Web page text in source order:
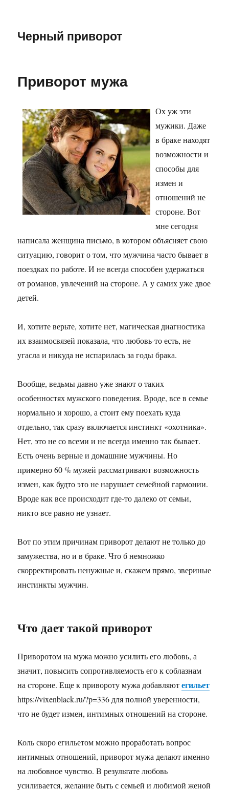
Черный приворот
Приворот мужа
Ох уж эти
мужики. Даже
в браке находят
возможности и
способы для
измен и
отношений не
стороне. Вот
мне сегодня
написала женщина письмо, в котором объясняет свою
ситуацию, говорит о том, что мужчина часто бывает в
поездках по работе. И не всегда способен удержаться
от романов, увлечений на стороне. А у самих уже двое
детей.
И, хотите верьте, хотите нет, магическая диагностика
их взаимосвязей показала, что любовь-то есть, не
угасла и никуда не испарилась за годы брака.
Вообще, ведьмы давно уже знают о таких
особенностях мужского поведения. Вроде, все в семье
нормально и хорошо, а стоит ему поехать куда
отдельно, так сразу включается инстинкт «охотника».
Нет, это не со всеми и не всегда именно так бывает.
Есть очень верные и домашние мужчины. Но
примерно 60 % мужей рассматривают возможность
измен, как будто это не нарушает семейной гармонии.
Вроде как все происходит где-то далеко от семьи,
никто все равно не узнает.
Вот по этим причинам приворот делают не только до
замужества, но и в браке. Что б немножко
скорректировать ненужные и, скажем прямо, звериные
инстинкты мужчин.
Что дает такой приворот
Приворотом на мужа можно усилить его любовь, а
значит, повысить сопротивляемость его к соблазнам
на стороне. Еще к привороту мужа добавляютегильет
https://vixenblack.ru/?p=336 для полной уверенности,
что не будет измен, интимных отношений на стороне.
Коль скоро егильетом можно проработать вопрос
интимных отношений, приворот мужа делают именно
на любовное чувство. В результате любовь
усиливается, желание быть с семьей и любимой женой